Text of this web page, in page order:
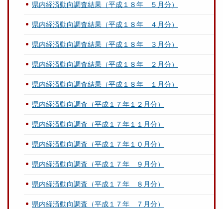
県内経済動向調査結果（平成１８年 ５月分）
県内経済動向調査結果（平成１８年 ４月分）
県内経済動向調査結果（平成１８年 ３月分）
県内経済動向調査結果（平成１８年 ２月分）
県内経済動向調査結果（平成１８年 １月分）
県内経済動向調査（平成１７年１２月分）
県内経済動向調査（平成１７年１１月分）
県内経済動向調査（平成１７年１０月分）
県内経済動向調査（平成１７年 ９月分）
県内経済動向調査（平成１７年 ８月分）
県内経済動向調査（平成１７年 ７月分）